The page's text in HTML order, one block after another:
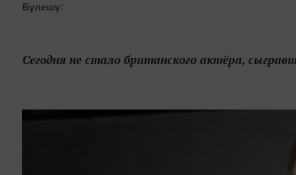
Бүлешү:
Сегодня не стало британского актёра,